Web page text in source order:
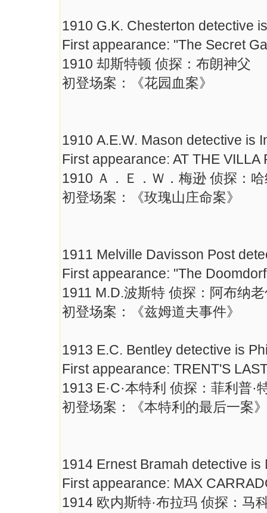
1910 G.K. Chesterton detective
First appearance: "The Secret
1910 却斯特顿 侦探：布朗神父
初登场案：《花园血案》
1910 A.E.W. Mason detective is
First appearance: AT THE VILLA
1910 Ａ．Ｅ．Ｗ．梅逊 侦探：
初登场案：《玫瑰山庄命案》
1911 Melville Davisson Post
First appearance: "The
1911 M.D.波斯特 侦探：阿布纳
初登场案：《兹姆道夫事件》
1913 E.C. Bentley detective is
First appearance: TRENT'S
1913 E·C·本特利 侦探：菲利普·
初登场案：《本特利的最后一案
1914 Ernest Bramah detective is
First appearance: MAX
1914 欧内斯特·布拉玛 侦探：马